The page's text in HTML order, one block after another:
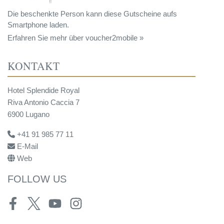
Die beschenkte Person kann diese Gutscheine aufs
Smartphone laden.
Erfahren Sie mehr über voucher2mobile »
KONTAKT
Hotel Splendide Royal
Riva Antonio Caccia 7
6900 Lugano
+41 91 985 77 11
E-Mail
Web
FOLLOW US
FacebookTwitterYoutubeInstagram